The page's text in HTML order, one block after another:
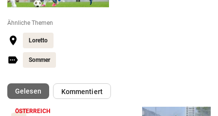
Ähnliche Themen
Loretto
Sommer
Gelesen(ausgewählt)Kommentiert
ÖSTERREICH